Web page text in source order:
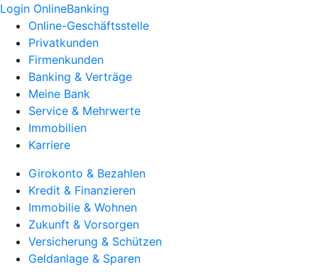
Login OnlineBanking
Online-Geschäftsstelle
Privatkunden
Firmenkunden
Banking & Verträge
Meine Bank
Service & Mehrwerte
Immobilien
Karriere
Girokonto & Bezahlen
Kredit & Finanzieren
Immobilie & Wohnen
Zukunft & Vorsorgen
Versicherung & Schützen
Geldanlage & Sparen